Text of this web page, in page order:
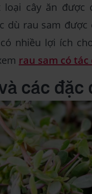
loại cây ăn được
dù rau sam
nhiều lợi ích
rau sam có tác
các